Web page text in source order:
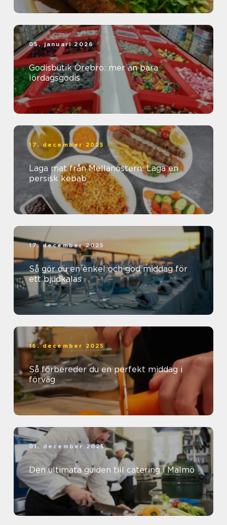
05. januari 2026
Godisbutik Örebro: mer än bara
lördagsgodis
17. december 2025
Laga mat från Mellanöstern: Laga en
persisk kebab
17. december 2025
Så gör du en enkel och god middag för
ett bjudkalas
15. december 2025
Så förbereder du en perfekt middag i
förväg
01. december 2025
Den ultimata guiden till catering i Malmö